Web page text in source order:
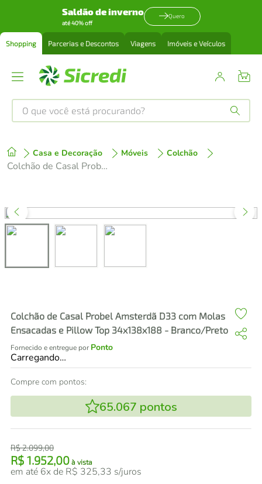
Saldão de inverno
até 40% off
Quero
Shopping Parcerias e Descontos Viagens Imóveis e Veículos
O que você está procurando?
Casa e Decoração Móveis Colchão
Colchão de Casal Probel Amsterdã D33 com Molas Ensacadas e Pillow Top 34x138x188 - Branco/Preto
Colchão de Casal Probel Amsterdã D33 com Molas
Ensacadas e Pillow Top 34x138x188 - Branco/Preto
Fornecido e entregue por Ponto
Carregando…
Compre com pontos:
65.067 pontos
R$2.099,00
R$ 1.952,00 à vista
em até 6x de R$ 325,33 s/juros
1º tenis
perfume